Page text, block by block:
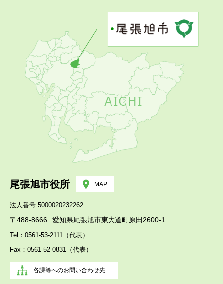
尾張旭市役所 MAP
法人番号 5000020232262
〒488-8666 愛知県尾張旭市東大道町原田2600-1
Tel：0561-53-2111（代表）
Fax：0561-52-0831（代表）
各課等へのお問い合わせ先